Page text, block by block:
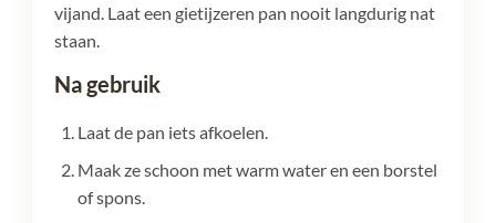
vijand. Laat een gietijzeren pan nooit langdurig nat
staan.
Na gebruik
Laat de pan iets afkoelen.
Maak ze schoon met warm water en een borstel
of spons.